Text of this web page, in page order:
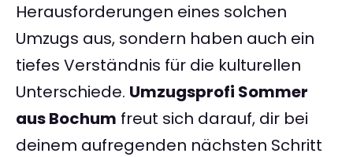
Herausforderungen eines solchen
Umzugs aus, sondern haben auch ein
tiefes Verständnis für die kulturellen
Unterschiede. Umzugsprofi Sommer
aus Bochum freut sich darauf, dir bei
deinem aufregenden nächsten Schritt